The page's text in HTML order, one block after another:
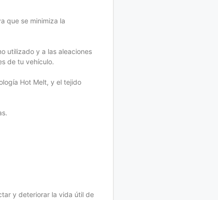
que se minimiza la
utilizado y a las aleaciones
de tu vehículo.
Hot Melt, y el tejido
y deteriorar la vida útil de